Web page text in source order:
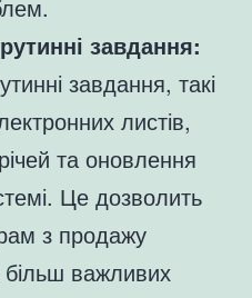
завдання:
завдання, такі
листів,
та оновлення
Це дозволить
з продажу
важливих